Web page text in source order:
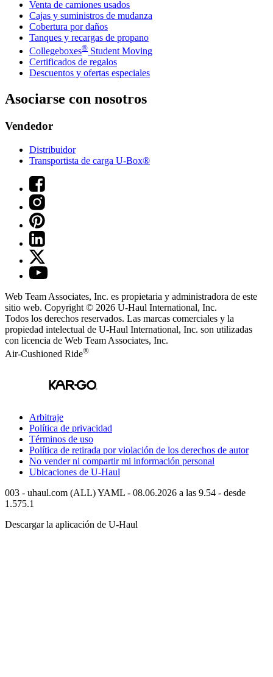
Venta de camiones usados
Cajas y suministros de mudanza
Cobertura por daños
Tanques y recargas de propano
Collegeboxes® Student Moving
Certificados de regalos
Descuentos y ofertas especiales
Asociarse con nosotros
Vendedor
Distribuidor
Transportista de carga U-Box®
Web Team Associates, Inc. es propietaria y administradora de este
sitio web. Copyright © 2026 U-Haul International, Inc.
Todos los derechos reservados. Las marcas comerciales y la
propiedad intelectual de U-Haul International, Inc. son utilizadas
con licencia de Web Team Associates, Inc.
Air-Cushioned Ride®
Arbitraje
Política de privacidad
Términos de uso
Política de retirada por violación de los derechos de autor
No vender ni compartir mi información personal
Ubicaciones de U-Haul
003 - uhaul.com (ALL) YAML - 08.06.2026 a las 9.54 - desde
1.575.1
Descargar la aplicación de U-Haul